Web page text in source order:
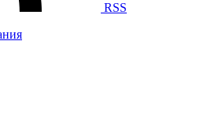
RSS